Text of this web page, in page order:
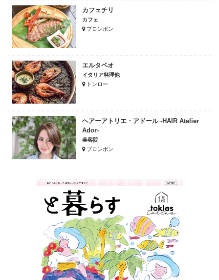
カフェチリ
カフェ
プロンポン
エルタペオ
イタリア料理他
トンロー
ヘアーアトリエ・アドール -HAIR Atelier
Ador-
美容院
プロンポン